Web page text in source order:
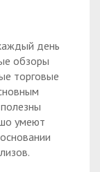
день
обзоры
торговые
умеют